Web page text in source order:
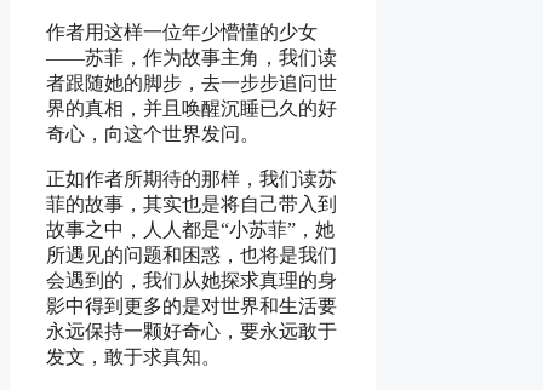
作者用这样一位年少懵懂的少女
——苏菲，作为故事主角，我们读
者跟随她的脚步，去一步步追问世
界的真相，并且唤醒沉睡已久的好
奇心，向这个世界发问。
正如作者所期待的那样，我们读苏
菲的故事，其实也是将自己带入到
故事之中，人人都是“小苏菲”，她
所遇见的问题和困惑，也将是我们
会遇到的，我们从她探求真理的身
影中得到更多的是对世界和生活要
永远保持一颗好奇心，要永远敢于
发文，敢于求真知。